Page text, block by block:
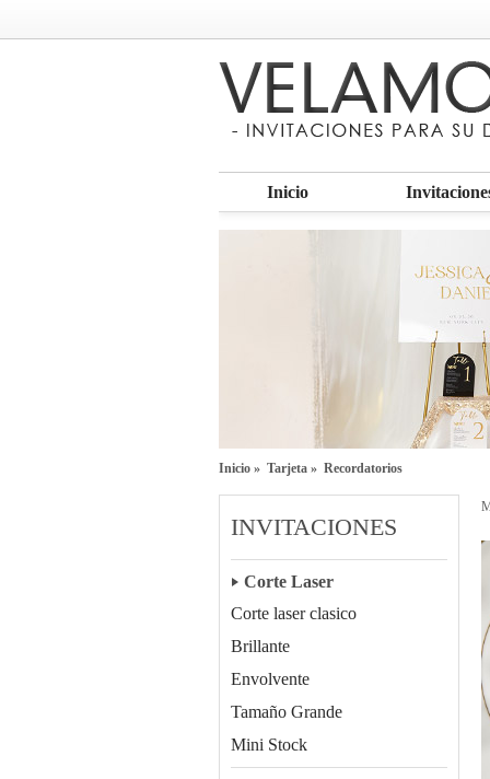
Inicio
Inicio » Tarjeta » Recordatorios
INVITACIONES
Corte Laser
Corte laser clasico
Brillante
Envolvente
Tamaño Grande
Mini Stock